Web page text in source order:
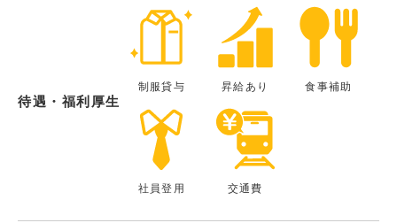
待遇・福利厚生
制服貸与 昇給あり 食事補助
社員登用 交通費